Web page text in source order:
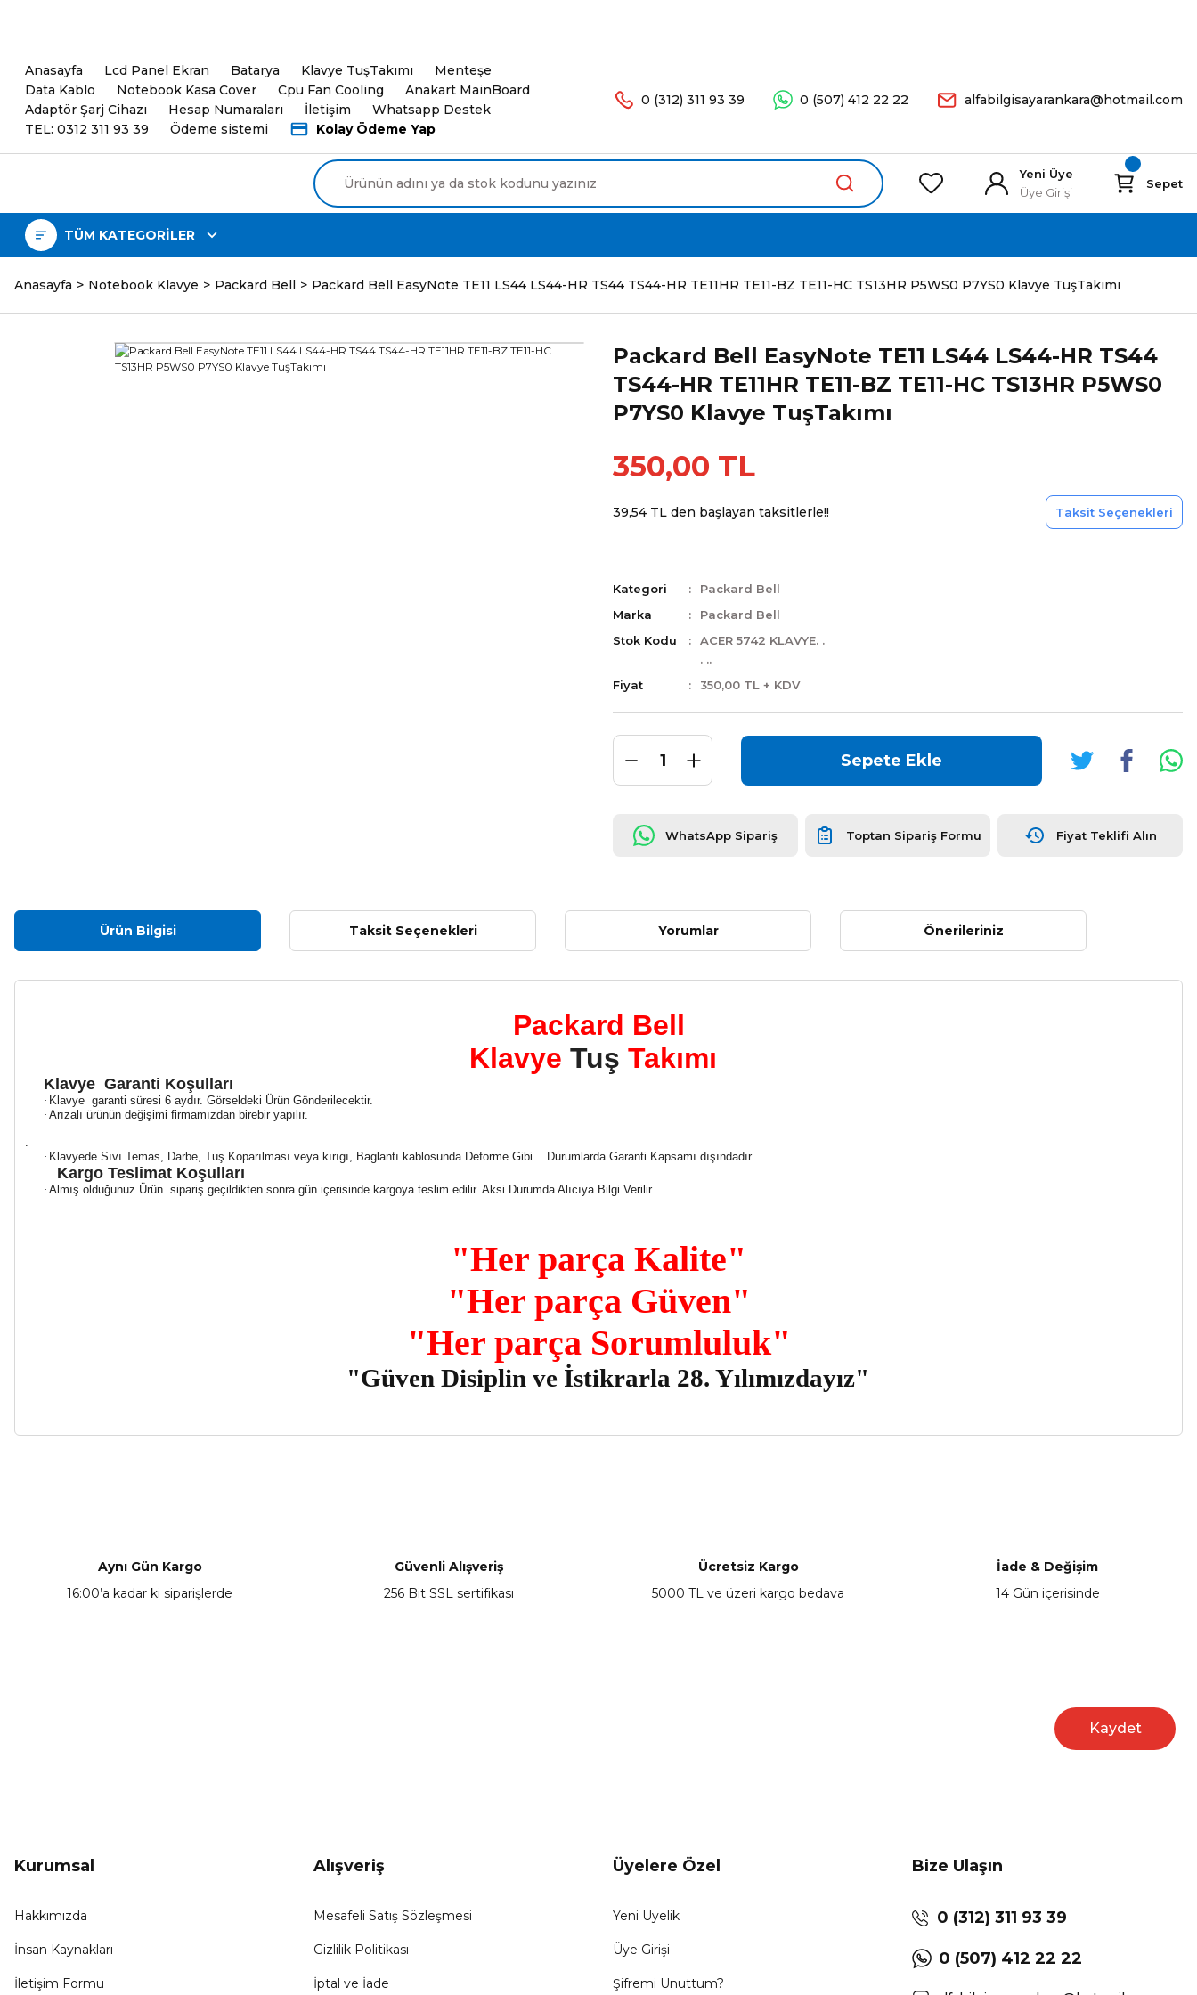
Anasayfa Lcd Panel Ekran Batarya Klavye TuşTakımı
Menteşe
Data Kablo
Notebook Kasa Cover Cpu Fan Cooling
Anakart MainBoard
Adaptör Şarj Cihazı
Hesap Numaraları İletişim
Whatsapp Destek
TEL: 0312 311 93 39
Ödeme sistemi Kolay Ödeme Yap
0 (312) 311 93 39 0 (507) 412 22 22 alfabilgisayarankara@hotmail.com
Yeni Üye
Üye Girişi
Sepet
TÜM KATEGORİLER
Anasayfa Notebook Klavye Packard Bell Packard Bell EasyNote TE11 LS44 LS44-HR TS44 TS44-HR TE11HR TE11-BZ TE11-HC TS13HR P5WS0 P7YS0 Klavye TuşTakımı
Packard Bell EasyNote TE11 LS44 LS44-HR TS44
TS44-HR TE11HR TE11-BZ TE11-HC TS13HR P5WS0
P7YS0 Klavye TuşTakımı
350,00 TL
39,54 TL den başlayan taksitlerle!! Taksit Seçenekleri
Kategori
Packard Bell
Marka
Packard Bell
Stok Kodu
ACER 5742 KLAVYE. .
. ..
Fiyat
350,00 TL + KDV
Sepete Ekle
WhatsApp Sipariş Toptan Sipariş Formu Fiyat Teklifi Alın
Ürün Bilgisi Taksit Seçenekleri Yorumlar Önerileriniz
Packard Bell
Klavye Tuş Takımı
Klavye Garanti Koşulları
· Klavye garanti süresi 6 aydır. Görseldeki Ürün Gönderilecektir.
· Arızalı ürünün değişimi firmamızdan birebir yapılır.
.
· Klavyede Sıvı Temas, Darbe, Tuş Koparılması veya kırıgı, Baglantı kablosunda Deforme Gibi Durumlarda Garanti Kapsamı dışındadır
Kargo Teslimat Koşulları
· Almış olduğunuz Ürün sipariş geçildikten sonra gün içerisinde kargoya teslim edilir. Aksi Durumda Alıcıya Bilgi Verilir.
"Her parça Kalite"
"Her parça Güven"
"Her parça Sorumluluk"
"Güven Disiplin ve İstikrarla 28. Yılımızdayız"
Ürün açıklamasında eksik bilgiler bulunuyor.
Ürün bilgilerinde hatalar bulunuyor.
Aynı Gün Kargo
16:00’a kadar ki siparişlerde
Güvenli Alışveriş
256 Bit SSL sertifikası
Ücretsiz Kargo
5000 TL ve üzeri kargo bedava
İade & Değişim
14 Gün içerisinde
Kaydet
Kurumsal
Hakkımızda
İnsan Kaynakları
İletişim Formu
Alışveriş
Mesafeli Satış Sözleşmesi
Gizlilik Politikası
İptal ve İade
Üyelere Özel
Yeni Üyelik
Üye Girişi
Şifremi Unuttum?
Bize Ulaşın
0 (312) 311 93 39
0 (507) 412 22 22